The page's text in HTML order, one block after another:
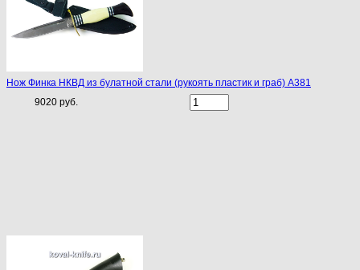
Нож Финка НКВД из булатной стали (рукоять пластик и граб) A381
9020 руб.